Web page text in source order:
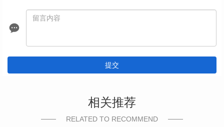
提交
相关推荐
RELATED TO RECOMMEND